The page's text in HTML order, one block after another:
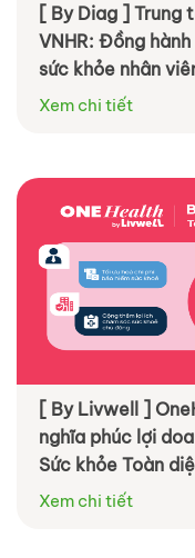
[ By Diag ] Trung
VNHR: Đồng
sức khỏe nhân
Xem chi tiết
[ By Livwell ]
nghĩa phúc lợi
Sức khỏe Toàn
Xem chi tiết